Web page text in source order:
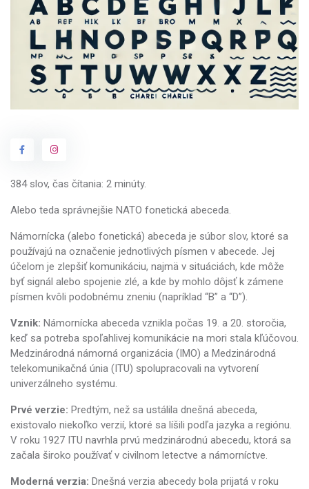
384 slov, čas čítania: 2 minúty.
Alebo teda správnejšie NATO fonetická abeceda.
Námornícka (alebo fonetická) abeceda je súbor slov, ktoré sa
používajú na označenie jednotlivých písmen v abecede. Jej
účelom je zlepšiť komunikáciu, najmä v situáciách, kde môže
byť signál alebo spojenie zlé, a kde by mohlo dôjsť k zámene
písmen kvôli podobnému zneniu (napríklad “B” a “D”).
Vznik: Námornícka abeceda vznikla počas 19. a 20. storočia,
keď sa potreba spoľahlivej komunikácie na mori stala kľúčovou.
Medzinárodná námorná organizácia (IMO) a Medzinárodná
telekomunikačná únia (ITU) spolupracovali na vytvorení
univerzálneho systému.
Prvé verzie: Predtým, než sa ustálila dnešná abeceda,
existovalo niekoľko verzií, ktoré sa líšili podľa jazyka a regiónu.
V roku 1927 ITU navrhla prvú medzinárodnú abecedu, ktorá sa
začala široko používať v civilnom letectve a námorníctve.
Moderná verzia: Dnešná verzia abecedy bola prijatá v roku